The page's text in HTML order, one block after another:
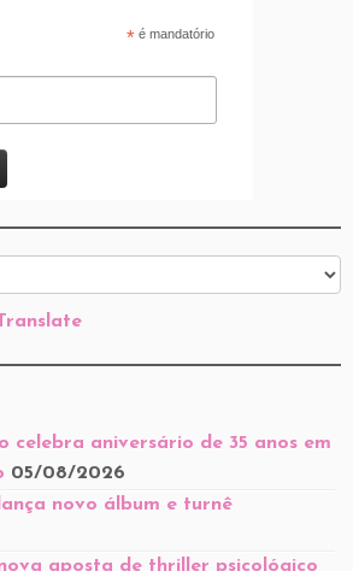
*é mandatório
celebra aniversário de 35 anos em
05/08/2026
novo álbum e turnê
aposta de thriller psicológico